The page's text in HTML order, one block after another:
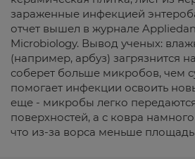
зараженные инфекцией
отчет вышел в журнале
Microbiology. Вывод ученых:
(например, арбуз) загрязнится
соберет больше микробов, чем
помогает инфекции освоить
еще - микробы легко
поверхностей, а с ковра
что из-за ворса меньше площадь